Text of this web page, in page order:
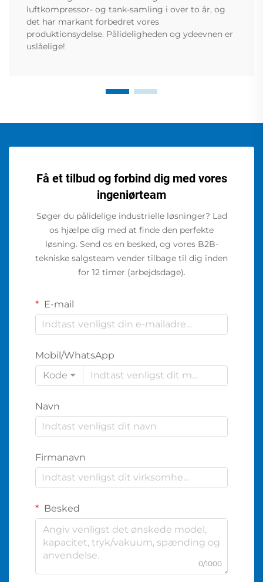
luftkompressor- og tank-samling i over to år, og
det har markant forbedret vores
produktionsydelse. Pålideligheden og ydeevnen er
uslåelige!
Få et tilbud og forbind dig med vores
ingeniørteam
Søger du pålidelige industrielle løsninger? Lad
os hjælpe dig med at finde den perfekte
løsning. Send os en besked, og vores B2B-
tekniske salgsteam vender tilbage til dig inden
for 12 timer (arbejdsdage).
E-mail
Mobil/WhatsApp
Kode
Navn
Firmanavn
Besked
0/1000